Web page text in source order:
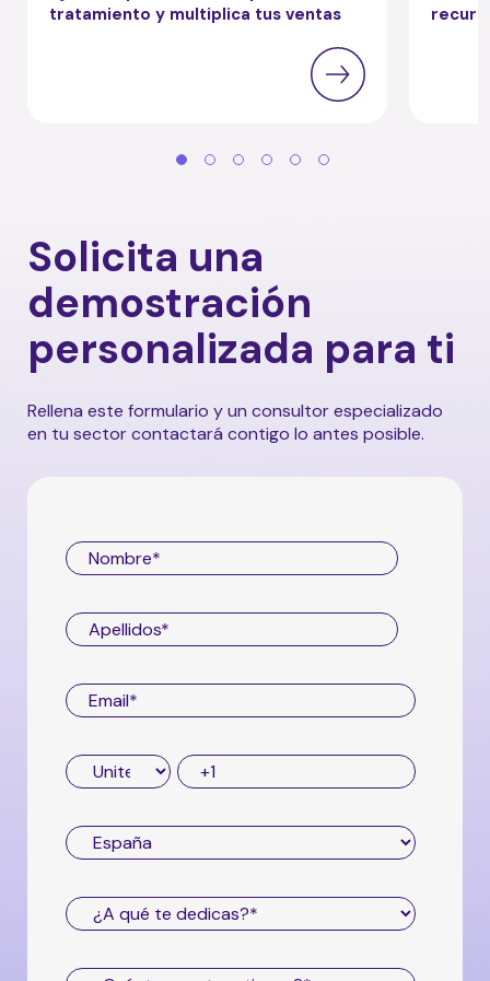
tratamiento y multiplica tus ventas
Solicita una
demostración
personalizada para ti
Rellena este formulario y un consultor especializado
en tu sector contactará contigo lo antes posible.